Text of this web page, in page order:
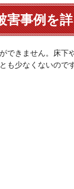
害事例を
できません。床下
も少なくないの